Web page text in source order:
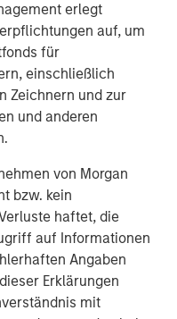
erlegt
auf, um
für
einschließlich
Zeichnern und zur
und anderen
von Morgan
bzw. kein
haftet, die
auf Informationen
Angaben
Erklärungen
mit
How History Can
Future